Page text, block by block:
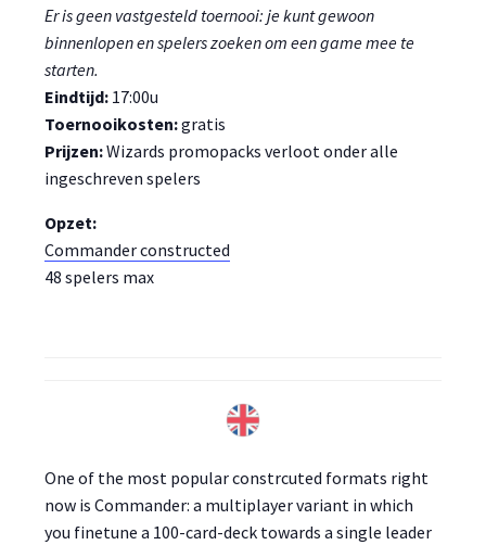
Er is geen vastgesteld toernooi: je kunt gewoon
binnenlopen en spelers zoeken om een game mee te
starten.
Eindtijd: 17:00u
Toernooikosten:gratis
Prijzen:Wizards promopacks verloot onder alle
ingeschreven spelers
Opzet:
Commander constructed
48 spelers max
One of the most popular constrcuted formats right
now is Commander: a multiplayer variant in which
you finetune a 100-card-deck towards a single leader